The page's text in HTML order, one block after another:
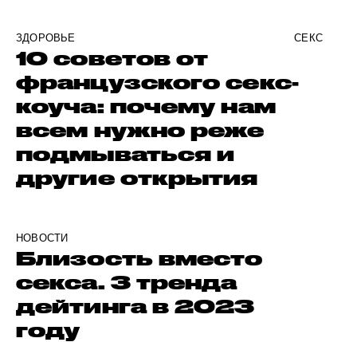
ЗДОРОВЬЕ СЕКС
10 советов от
французского секс-
коуча: почему нам
всем нужно реже
подмываться и
другие открытия
НОВОСТИ
Близость вместо
секса. 3 тренда
дейтинга в 2023
году